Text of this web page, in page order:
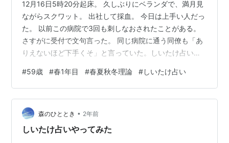
12月16日5時20分起床。 久しぶりにベランダで、満月見
ながらスクワット。 出社して採血。 今日は上手い人だっ
た。 以前この病院で3回も刺しなおされたことがある。
さすがに受付で文句言った。 同じ病院に通う同僚も「あ
りえないほど下手くそ」と言っていた。しいたけ占い
する、山奥のおじいさんからの手紙」というだけあっ
て、 毎年類似しているような気もするが、コメントがキ
ャッチ―で好き。 shiitakeuranai.jp毎年お世話になって
いる理論がもう一つあり、これらを複合して、来年の漢
字や目標を立てている。らせんの法則で人生を成功に導
#59歳 #春1年目 #春夏秋冬理論 #しいたけ占い
森のひととき • 2年前
しいたけ占いやってみた